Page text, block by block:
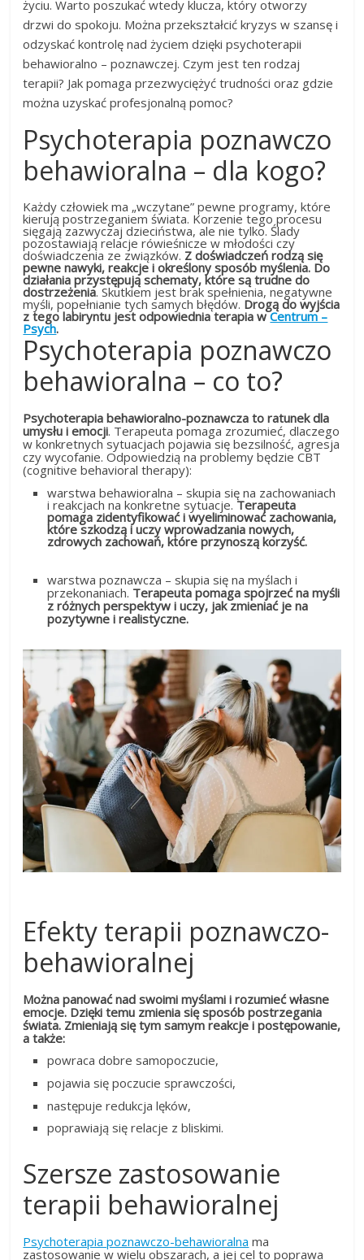
życiu. Warto poszukać wtedy klucza, który otworzy
drzwi do spokoju. Można przekształcić kryzys w szansę i
odzyskać kontrolę nad życiem dzięki psychoterapii
behawioralno – poznawczej. Czym jest ten rodzaj
terapii? Jak pomaga przezwyciężyć trudności oraz gdzie
można uzyskać profesjonalną pomoc?
Psychoterapia poznawczo
behawioralna – dla kogo?
Każdy człowiek ma „wczytane” pewne programy, które
kierują postrzeganiem świata. Korzenie tego procesu
sięgają zazwyczaj dzieciństwa, ale nie tylko. Ślady
pozostawiają relacje rówieśnicze w młodości czy
doświadczenia ze związków. Z doświadczeń rodzą się
pewne nawyki, reakcje i określony sposób myślenia. Do
działania przystępują schematy, które są trudne do
dostrzeżenia. Skutkiem jest brak spełnienia, negatywne
myśli, popełnianie tych samych błędów. Drogą do wyjścia
z tego labiryntu jest odpowiednia terapia wCentrum –
Psych.
Psychoterapia poznawczo
behawioralna – co to?
Psychoterapia behawioralno-poznawcza to ratunek dla
umysłu i emocji. Terapeuta pomaga zrozumieć, dlaczego
w konkretnych sytuacjach pojawia się bezsilność, agresja
czy wycofanie. Odpowiedzią na problemy będzie CBT
(cognitive behavioral therapy):
warstwa behawioralna – skupia się na zachowaniach
i reakcjach na konkretne sytuacje.Terapeuta
pomaga zidentyfikować i wyeliminować zachowania,
które szkodzą i uczy wprowadzania nowych,
zdrowych zachowań, które przynoszą korzyść.
warstwa poznawcza – skupia się na myślach i
przekonaniach. Terapeuta pomaga spojrzeć na myśli
z różnych perspektyw i uczy, jak zmieniać je na
pozytywne i realistyczne.
Efekty terapii poznawczo-
behawioralnej
Można panować nad swoimi myślami i rozumieć własne
emocje. Dzięki temu zmienia się sposób postrzegania
świata. Zmieniają się tym samym reakcje i postępowanie,
a także:
powraca dobre samopoczucie,
pojawia się poczucie sprawczości,
następuje redukcja lęków,
poprawiają się relacje z bliskimi.
Szersze zastosowanie
terapii behawioralnej
Psychoterapia poznawczo-behawioralna ma
zastosowanie w wielu obszarach, a jej cel to poprawa